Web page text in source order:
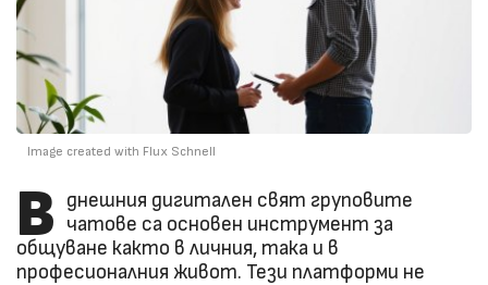
Image created with Flux Schnell
В
днешния дигитален свят груповите
чатове са основен инструмент за
общуване както в личния, така и в
професионалния живот. Тези платформи не